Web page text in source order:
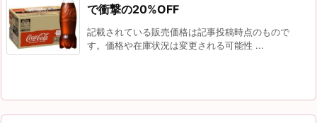
で衝撃の20%OFF
記載されている販売価格は記事投稿時点のもので
す。価格や在庫状況は変更される可能性 ...